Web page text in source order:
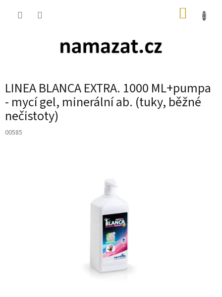
LINEA BLANCA EXTRA. 1000 ML+pumpa
- mycí gel, minerální ab. (tuky, běžné
nečistoty)
00585